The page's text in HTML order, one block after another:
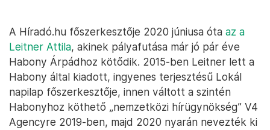
A Híradó.hu főszerkesztője 2020 júniusa óta az a
Leitner Attila, akinek pályafutása már jó pár éve
Habony Árpádhoz kötődik. 2015-ben Leitner lett a
Habony által kiadott, ingyenes terjesztésű Lokál
napilap főszerkesztője, innen váltott a szintén
Habonyhoz köthető „nemzetközi hírügynökség” V4
Agencyre 2019-ben, majd 2020 nyarán nevezték ki